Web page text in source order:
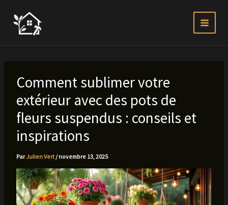
contenu
Comment sublimer votre
extérieur avec des pots de
fleurs suspendus : conseils et
inspirations
ParJulien Vert /novembre 13, 2025